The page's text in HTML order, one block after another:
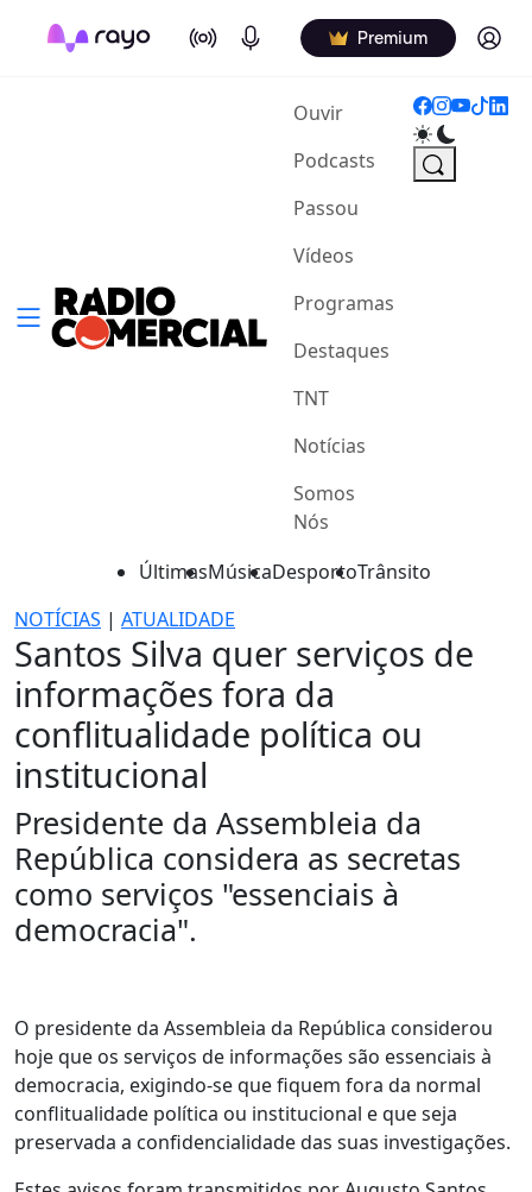
On Air Podcasts Premium Log in
Ouvir(current)
Podcasts
Passou
Vídeos
Programas
Destaques
TNT
Notícias
Somos
Nós
ÚltimasMúsicaDesportoTrânsito
NOTÍCIAS | ATUALIDADE
Santos Silva quer serviços de
informações fora da
conflitualidade política ou
institucional
Presidente da Assembleia da
República considera as secretas
como serviços "essenciais à
democracia".
O presidente da Assembleia da República considerou
hoje que os serviços de informações são essenciais à
democracia, exigindo-se que fiquem fora da normal
conflitualidade política ou institucional e que seja
preservada a confidencialidade das suas investigações.